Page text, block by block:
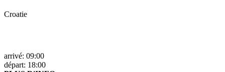
Croatie
arrivé: 09:00
départ: 18:00